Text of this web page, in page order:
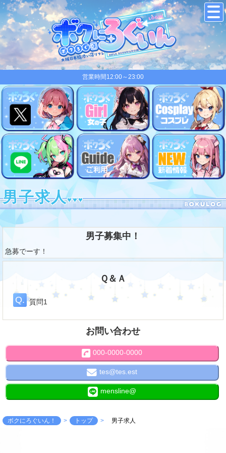
営業時間12:00～23:00
男子求人
男子募集中！
急募でーす！
Ｑ＆Ａ
質問1
お問い合わせ
000-0000-0000
tes@tes.est
mensline@
ボクにろぐいん！ トップ 男子求人